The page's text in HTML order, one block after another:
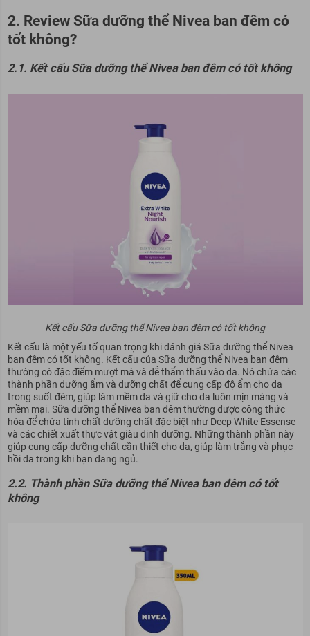
2. Review Sữa dưỡng thể Nivea ban đêm có
tốt không?
2.1. Kết cấu Sữa dưỡng thể Nivea ban đêm có tốt không
Kết cấu Sữa dưỡng thể Nivea ban đêm có tốt không
Kết cấu là một yếu tố quan trọng khi đánh giá Sữa dưỡng thể Nivea
ban đêm có tốt không. Kết cấu của Sữa dưỡng thể Nivea ban đêm
thường có đặc điểm mượt mà và dễ thẩm thấu vào da. Nó chứa các
thành phần dưỡng ẩm và dưỡng chất để cung cấp độ ẩm cho da
trong suốt đêm, giúp làm mềm da và giữ cho da luôn mịn màng và
mềm mại. Sữa dưỡng thể Nivea ban đêm thường được công thức
hóa để chứa tinh chất dưỡng chất đặc biệt như Deep White Essense
và các chiết xuất thực vật giàu dinh dưỡng. Những thành phần này
giúp cung cấp dưỡng chất cần thiết cho da, giúp làm trắng và phục
hồi da trong khi bạn đang ngủ.
2.2. Thành phần Sữa dưỡng thể Nivea ban đêm có tốt
không